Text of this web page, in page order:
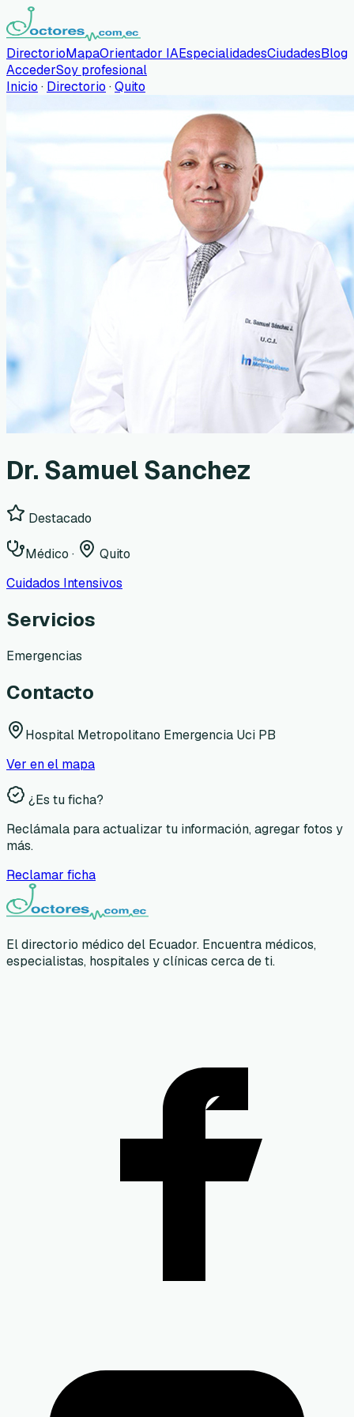
DirectorioMapaOrientador IAEspecialidadesCiudadesBlog
AccederSoy profesional
Inicio · Directorio ·Quito
Dr. Samuel Sanchez
Destacado
Médico ·
Quito
Cuidados Intensivos
Servicios
Emergencias
Contacto
Hospital Metropolitano Emergencia Uci PB
Ver en el mapa
¿Es tu ficha?
Reclámala para actualizar tu información, agregar fotos y
más.
Reclamar ficha
El directorio médico del Ecuador. Encuentra médicos,
especialistas, hospitales y clínicas cerca de ti.